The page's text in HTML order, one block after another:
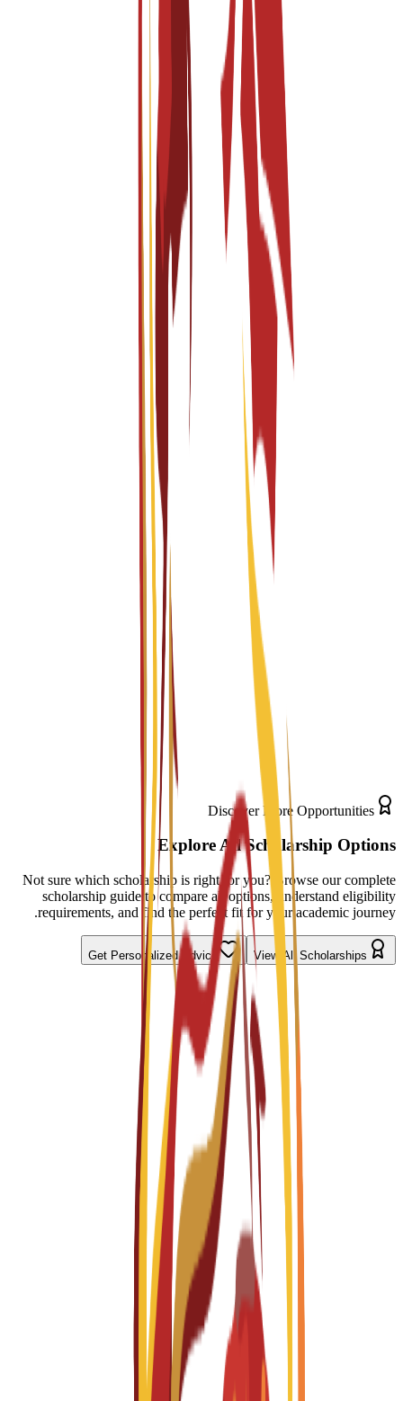
ہمیں کیوں منتخب کریں
Private International Design School
Part of the Istituto Europeo di Design Network
Founded within a Global Design Group since 1966
Creative Industries
Spanish-Taught Programs
English-Taught Programs
Portfolio Development
Barcelona Creative Hub
Discover More Opportunities
Explore All Scholarship Options
Not sure which scholarship is right for you? Browse our complete
scholarship guide to compare all options, understand eligibility
requirements, and find the perfect fit for your academic journey.
View All Scholarships
Get Personalized Advice
پروگرامز
Explore 29 available programs
تمام پروگرامز Bachelor's Degree
Master's Degree
Master's Degree
Brand Design and Hospitality
English Fall 2026-2027
درخواستیں کھلی ہیں
Master's Degree
Design for Interaction and Extended Experiences
English Fall 2026-2027
درخواستیں کھلی ہیں